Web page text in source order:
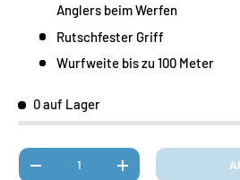
Anglers beim Werfen
Rutschfester Griff
Wurfweite bis zu 100 Meter
0 auf Lager
Anzahl
MENGE VERRINGERNMENGE ERHÖHEN